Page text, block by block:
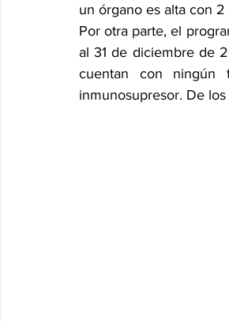
un órgano es alta con
Por otra parte, el
al 31 de diciembre de
cuentan con ningún
inmunosupresor. De